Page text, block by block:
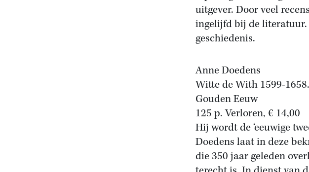
uitgever. Door veel
ingelijfd bij de literatuur.
geschiedenis.
Anne Doedens
Witte de With 1599-
Gouden Eeuw
125 p. Verloren, € 14,00
Hij wordt de ‘eeuwige
Doedens laat in deze
die 350 jaar geleden